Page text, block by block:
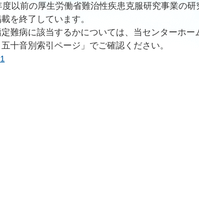
以前の厚生労働省難治性疾患克服研究事業の
を終了しています。
難病に該当するかについては、当センターホー
音別索引ページ」でご確認ください。